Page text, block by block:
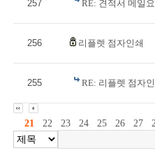
257 RE: 견적서 메일
256 리플렛 점자인쇄
255 RE: 리플렛 점자
21 22 23 24 25 26 27